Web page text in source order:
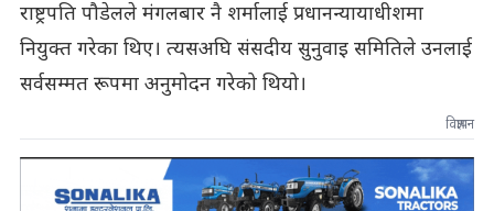
राष्ट्रपति पौडेलले मंगलबार नै शर्मालाई प्रधानन्यायाधीशमा
नियुक्त गरेका थिए। त्यसअघि संसदीय सुनुवाइ समितिले उनलाई
सर्वसम्मत रूपमा अनुमोदन गरेको थियो।
विज्ञापन